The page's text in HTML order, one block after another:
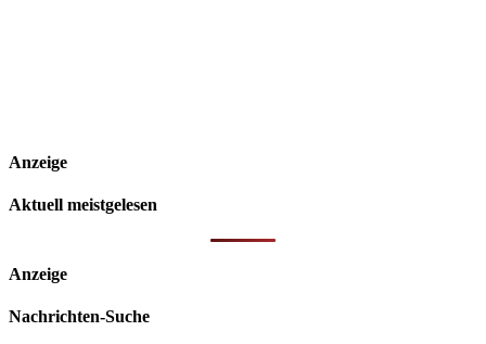
Anzeige
Aktuell meistgelesen
Anzeige
Nachrichten-Suche